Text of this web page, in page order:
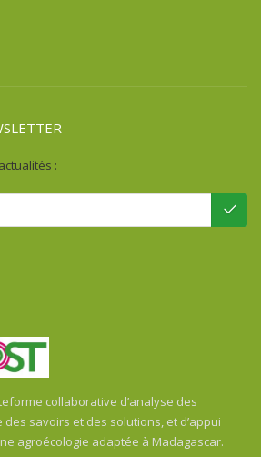
:
collaborative d’analyse des
savoirs et des solutions, et d’appui
agroécologie adaptée à Madagascar.